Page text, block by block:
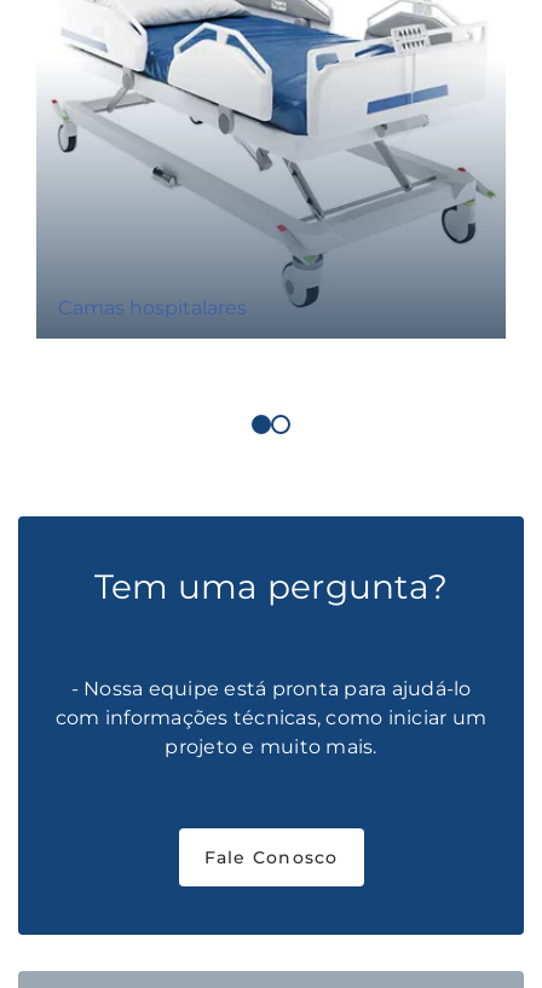
Camas hospitalares
Tem uma pergunta?
- Nossa equipe está pronta para ajudá-lo
com informações técnicas, como iniciar um
projeto e muito mais.
Fale Conosco